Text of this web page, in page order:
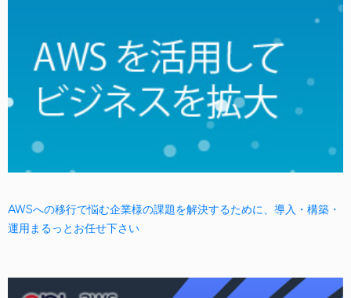
AWSへの移行で悩む企業様の課題を解決するために、導入・構築・
運用まるっとお任せ下さい